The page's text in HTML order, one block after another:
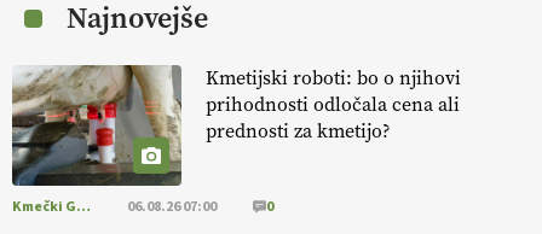
EKOloško = logično: ekološka kmetija
EKOloško = logično: ekološka kmetija
HOMAR
EKOloško = logično: VLOG Ekološko
Najnovejše
Kmetijski roboti: bo o njihovi
prihodnosti odločala cena ali
prednosti za kmetijo?
Kmečki Glas 06.08.26 07:00 0